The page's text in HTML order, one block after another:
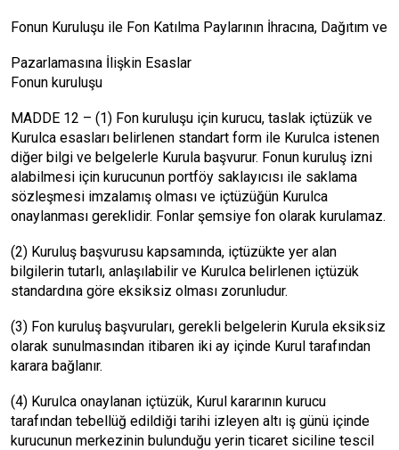
Fonun Kuruluşu ile Fon Katılma Paylarının İhracına, Dağıtım ve
Pazarlamasına İlişkin Esaslar
Fonun kuruluşu
MADDE 12 – (1) Fon kuruluşu için kurucu, taslak içtüzük ve
Kurulca esasları belirlenen standart form ile Kurulca istenen
diğer bilgi ve belgelerle Kurula başvurur. Fonun kuruluş izni
alabilmesi için kurucunun portföy saklayıcısı ile saklama
sözleşmesi imzalamış olması ve içtüzüğün Kurulca
onaylanması gereklidir. Fonlar şemsiye fon olarak kurulamaz.
(2) Kuruluş başvurusu kapsamında, içtüzükte yer alan
bilgilerin tutarlı, anlaşılabilir ve Kurulca belirlenen içtüzük
standardına göre eksiksiz olması zorunludur.
(3) Fon kuruluş başvuruları, gerekli belgelerin Kurula eksiksiz
olarak sunulmasından itibaren iki ay içinde Kurul tarafından
karara bağlanır.
(4) Kurulca onaylanan içtüzük, Kurul kararının kurucu
tarafından tebellüğ edildiği tarihi izleyen altı iş günü içinde
kurucunun merkezinin bulunduğu yerin ticaret siciline tescil